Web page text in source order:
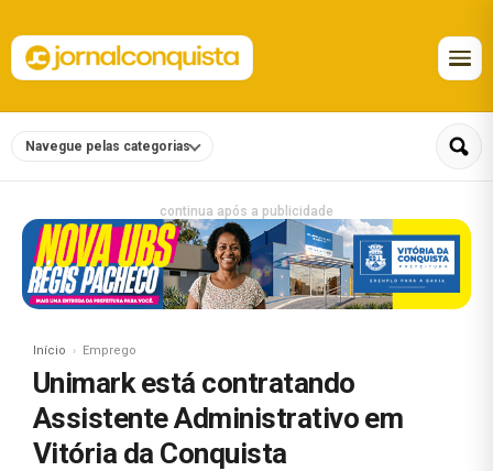
Navegue pelas categorias
continua após a publicidade
Início Emprego
Unimark está contratando
Assistente Administrativo em
Vitória da Conquista